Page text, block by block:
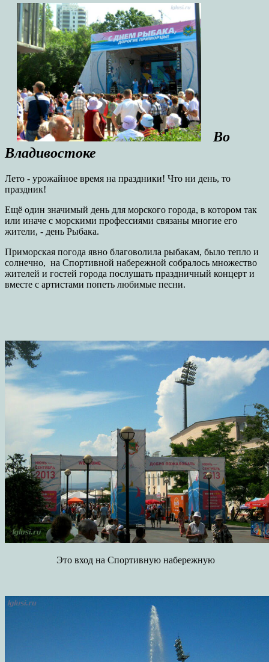
Во
Владивостоке
Лето - урожайное время на праздники! Что ни день, то
праздник!
Ещё один значимый день для морского города, в котором так
или иначе с морскими профессиями связаны многие его
жители, - день Рыбака.
Приморская погода явно благоволила рыбакам, было тепло и
солнечно, на Спортивной набережной собралось множество
жителей и гостей города послушать праздничный концерт и
вместе с артистами попеть любимые песни.
Это вход на Спортивную набережную